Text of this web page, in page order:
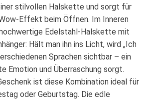
stilvollen Halskette und sorgt für
Effekt beim Öffnen. Im Inneren
Edelstahl-Halskette mit
Hält man ihn ins Licht, wird „Ich
Sprachen sichtbar – ein
Emotion und Überraschung sorgt.
ist diese Kombination ideal für
oder Geburtstag. Die edle